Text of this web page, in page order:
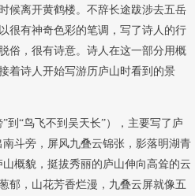
候离开黄鹤楼。不辞长途跋涉去五岳
很有神奇色彩的笔调，写了诗人的行
俗，很有诗意。诗人在这一部分用概
着诗人开始写游历庐山时看到的景
到“鸟飞不到吴天长”），主要写了庐
斗旁，屏风九叠云锦张，影落明湖青
概貌，挺拔秀丽的庐山伸向高耸的云
郁，山花芳香烂漫，九叠云屏就像五